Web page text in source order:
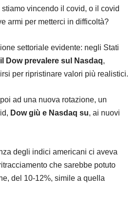
stiamo vincendo il covid, o il covid
armi per metterci in difficoltà?
settoriale evidente: negli Stati
il Dow prevalere sul Nasdaq,
per ripristinare valori più realistici.
ad una nuova rotazione, un
Dow giù e Nasdaq su, ai nuovi
degli indici americani ci aveva
che sarebbe potuto
del 10-12%, simile a quella